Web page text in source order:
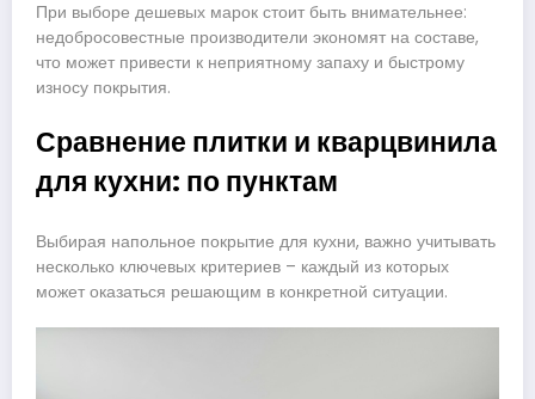
При выборе дешевых марок стоит быть внимательнее:
недобросовестные производители экономят на составе,
что может привести к неприятному запаху и быстрому
износу покрытия.
Сравнение плитки и кварцвинила
для кухни: по пунктам
Выбирая напольное покрытие для кухни, важно учитывать
несколько ключевых критериев – каждый из которых
может оказаться решающим в конкретной ситуации.